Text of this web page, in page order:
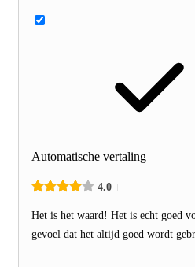
Automatische vertaling
4.0
Het is het waard! Het is echt goed
gevoel dat het altijd goed wordt